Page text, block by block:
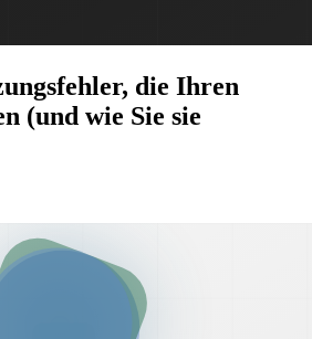
die Ihren
(und wie Sie sie